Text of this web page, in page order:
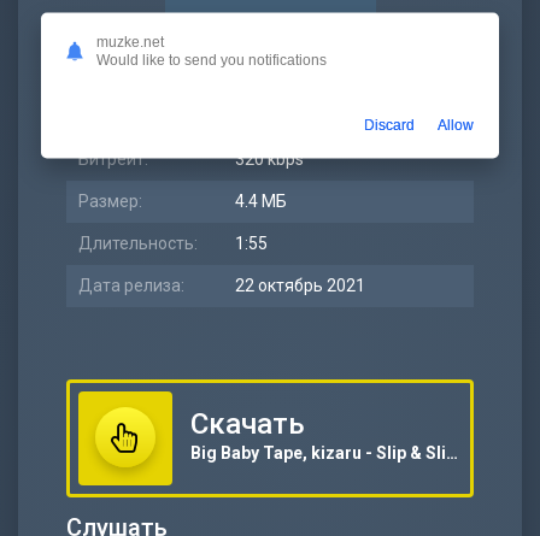
Битрейт: 320 kbps
Размер: 4.4 МБ
Длительность: 1:55
Дата релиза: 22 октябрь 2021
Скачать
Big Baby Tape, kizaru - Slip & Slide
Слушать
muzke.net
Would like to send you notifications
Discard Allow